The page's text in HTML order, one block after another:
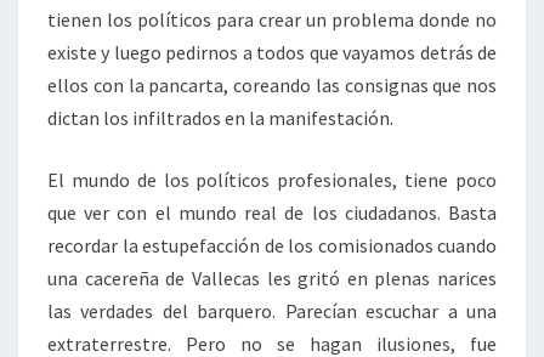
tienen los políticos para crear un problema donde no
existe y luego pedirnos a todos que vayamos detrás de
ellos con la pancarta, coreando las consignas que nos
dictan los infiltrados en la manifestación.
El mundo de los políticos profesionales, tiene poco
que ver con el mundo real de los ciudadanos. Basta
recordar la estupefacción de los comisionados cuando
una cacereña de Vallecas les gritó en plenas narices
las verdades del barquero. Parecían escuchar a una
extraterrestre. Pero no se hagan ilusiones, fue